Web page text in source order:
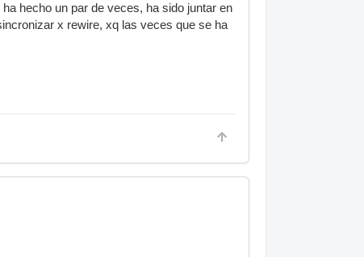
hecho un par de veces, ha sido juntar en
x rewire, xq las veces que se ha